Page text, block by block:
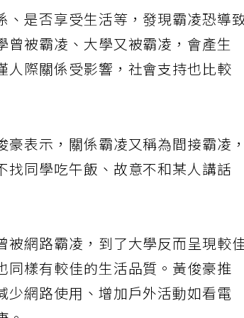
是否享受生活等，發現霸凌恐導
被霸凌、大學又被霸凌，會產生
人際關係受影響，社會支持也比較
表示，關係霸凌又稱為間接霸凌，
同學吃午飯、故意不和某人講話
被網路霸凌，到了大學反而呈現較
樣有較佳的生活品質。黃俊豪推
網路使用、增加戶外活動如看電